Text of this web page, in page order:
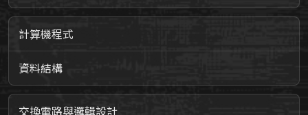
計算機程式
資料結構
交換電路與邏輯設計